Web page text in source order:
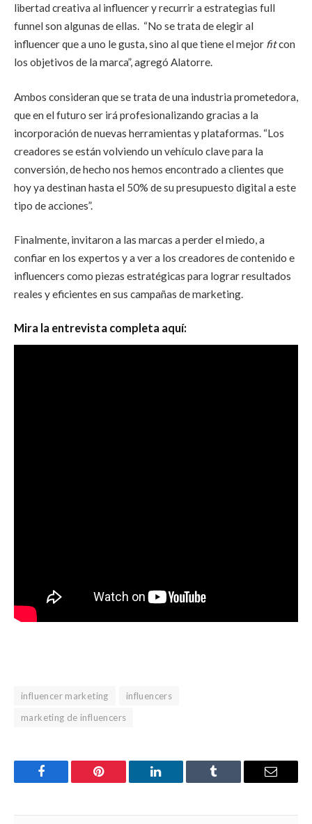
libertad creativa al influencer y recurrir a estrategias full
funnel son algunas de ellas. “No se trata de elegir al
influencer que a uno le gusta, sino al que tiene el mejor fitcon
los objetivos de la marca”, agregó Alatorre.
Ambos consideran que se trata de una industria prometedora,
que en el futuro ser irá profesionalizando gracias a la
incorporación de nuevas herramientas y plataformas. “Los
creadores se están volviendo un vehículo clave para la
conversión, de hecho nos hemos encontrado a clientes que
hoy ya destinan hasta el 50% de su presupuesto digital a este
tipo de acciones”.
Finalmente, invitaron a las marcas a perder el miedo, a
confiar en los expertos y a ver a los creadores de contenido e
influencers como piezas estratégicas para lograr resultados
reales y eficientes en sus campañas de marketing.
Mira la entrevista completa aquí:
influencer marketing
influencers
marketing de influencers
Facebook Pinterest LinkedIn Tumblr Email